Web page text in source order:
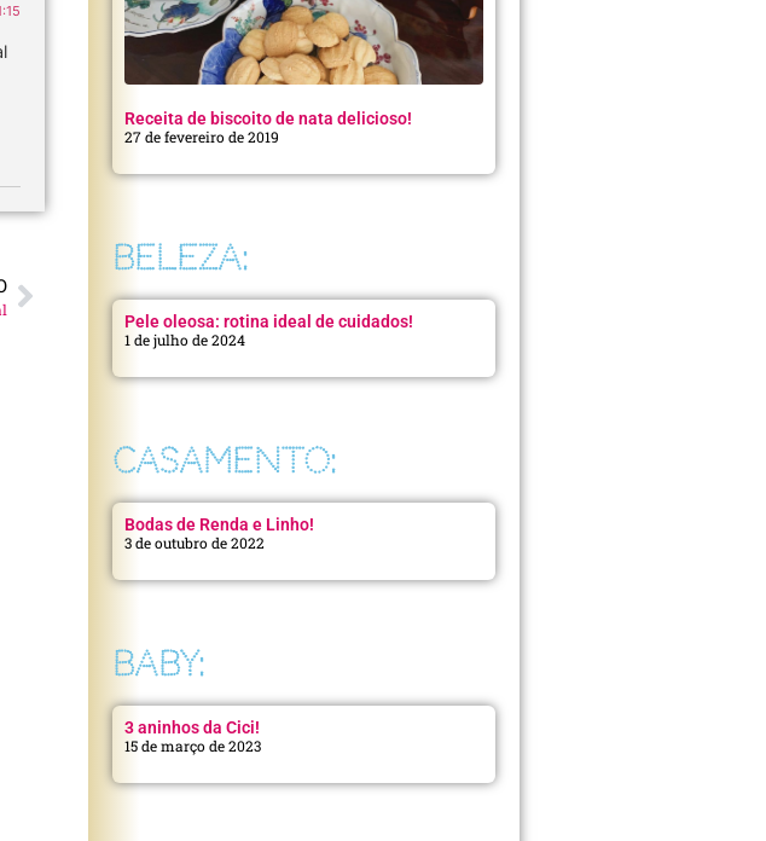
Receita de biscoito de nata delicioso!
27 de fevereiro de 2019
BELEZA:
Pele oleosa: rotina ideal de cuidados!
1 de julho de 2024
CASAMENTO:
Bodas de Renda e Linho!
3 de outubro de 2022
BABY:
3 aninhos da Cici!
15 de março de 2023